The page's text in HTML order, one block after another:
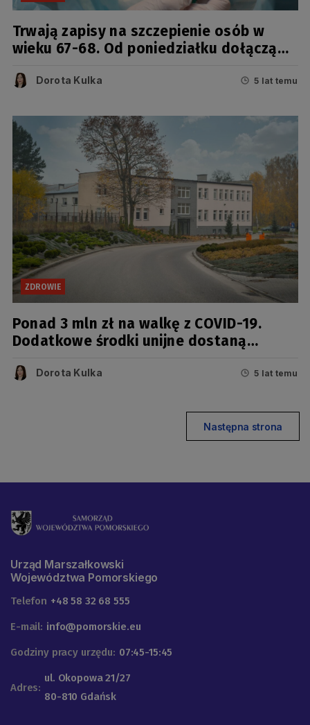
Trwają zapisy na szczepienie osób w
wieku 67-68. Od poniedziałku dołączą
Dorota Kulka 5 lat temu
ZDROWIE
Ponad 3 mln zł na walkę z COVID-19.
Dodatkowe środki unijne dostaną
Dorota Kulka 5 lat temu
Następna strona
Urząd Marszałkowski
Województwa Pomorskiego
Telefon +48 58 32 68 555
E-mail: info@pomorskie.eu
Godziny pracy urzędu: 07:45-15:45
Adres:
ul. Okopowa 21/27
80-810 Gdańsk